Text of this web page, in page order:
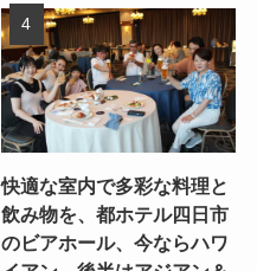
快適な室内で多彩な料理と
飲み物を、都ホテル四日市
のビアホール、今ならハワ